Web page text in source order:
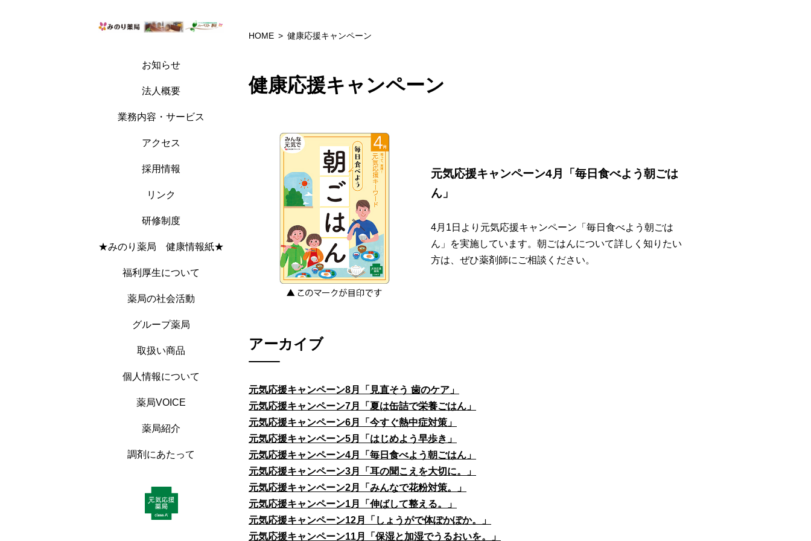
お知らせ
法人概要
業務内容・サービス
アクセス
採用情報
リンク
研修制度
★みのり薬局 健康情報紙★
福利厚生について
薬局の社会活動
グループ薬局
取扱い商品
個人情報について
薬局VOICE
薬局紹介
調剤にあたって
HOME 健康応援キャンペーン
健康応援キャンペーン
元気応援キャンペーン4月「毎日食べよう朝ごは
ん」
4月1日より元気応援キャンペーン「毎日食べよう朝ごは
ん」を実施しています。朝ごはんについて詳しく知りたい
方は、ぜひ薬剤師にご相談ください。
アーカイブ
元気応援キャンペーン8月「見直そう 歯のケア」
元気応援キャンペーン7月「夏は缶詰で栄養ごはん」
元気応援キャンペーン6月「今すぐ熱中症対策」
元気応援キャンペーン5月「はじめよう早歩き」
元気応援キャンペーン4月「毎日食べよう朝ごはん」
元気応援キャンペーン3月「耳の聞こえを大切に。」
元気応援キャンペーン2月「みんなで花粉対策。」
元気応援キャンペーン1月「伸ばして整える。」
元気応援キャンペーン12月「しょうがで体ぽかぽか。」
元気応援キャンペーン11月「保湿と加湿でうるおいを。」